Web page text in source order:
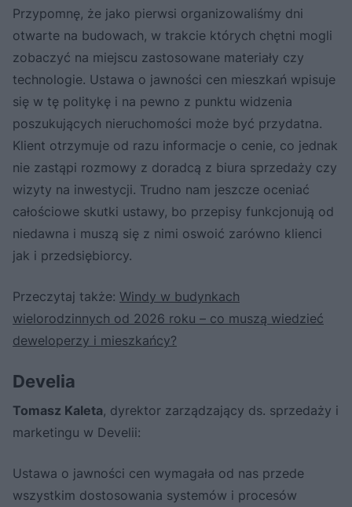
Przypomnę, że jako pierwsi organizowaliśmy dni
otwarte na budowach, w trakcie których chętni mogli
zobaczyć na miejscu zastosowane materiały czy
technologie. Ustawa o jawności cen mieszkań wpisuje
się w tę politykę i na pewno z punktu widzenia
poszukujących nieruchomości może być przydatna.
Klient otrzymuje od razu informacje o cenie, co jednak
nie zastąpi rozmowy z doradcą z biura sprzedaży czy
wizyty na inwestycji. Trudno nam jeszcze oceniać
całościowe skutki ustawy, bo przepisy funkcjonują od
niedawna i muszą się z nimi oswoić zarówno klienci
jak i przedsiębiorcy.
Przeczytaj także: Windy w budynkach
wielorodzinnych od 2026 roku – co muszą wiedzieć
deweloperzy i mieszkańcy?
Develia
Tomasz Kaleta, dyrektor zarządzający ds. sprzedaży i
marketingu w Develii:
Ustawa o jawności cen wymagała od nas przede
wszystkim dostosowania systemów i procesów